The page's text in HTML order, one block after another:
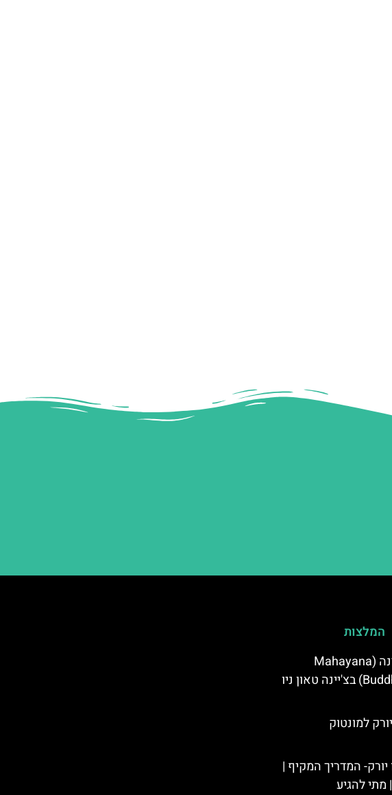
המלצות
מקדש מאהיינה (Mahayana
Buddhist Temple) בצ'יינה טאון ניו
למונטוק
יורק- המדריך המקיף |
מתי להגיע